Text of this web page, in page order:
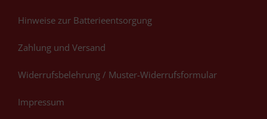
Hinweise zur Batterieentsorgung
Zahlung und Versand
Widerrufsbelehrung / Muster-Widerrufsformular
Impressum